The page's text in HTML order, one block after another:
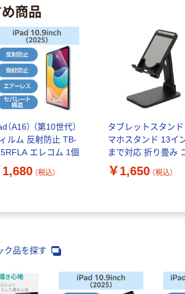
商品
（A16） （第10世代）
ルム 反射防止 TB-
エレコム 1個
1,680 （税込）
タブレットスタンド
マホスタンド 13イ
まで対応 折り畳み
パクト 高さ角度調節
MOTTERU（モッテル
￥1,650 （税込）
ク品を探す